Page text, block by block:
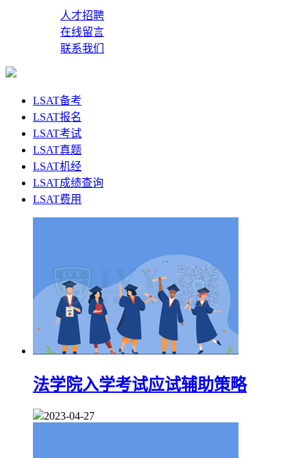
人才招聘
在线留言
联系我们
LSAT备考
LSAT报名
LSAT考试
LSAT真题
LSAT机经
LSAT成绩查询
LSAT费用
法学院入学考试应试辅助策略
2023-04-27